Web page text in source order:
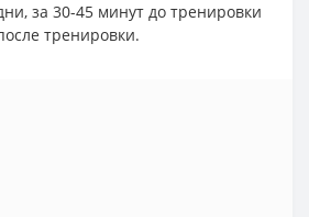
за 30-45 минут до тренировки
тренировки.